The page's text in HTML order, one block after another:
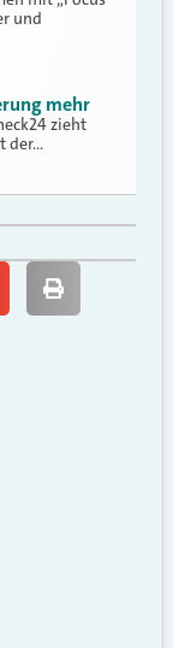
und
mehr
zieht
der…